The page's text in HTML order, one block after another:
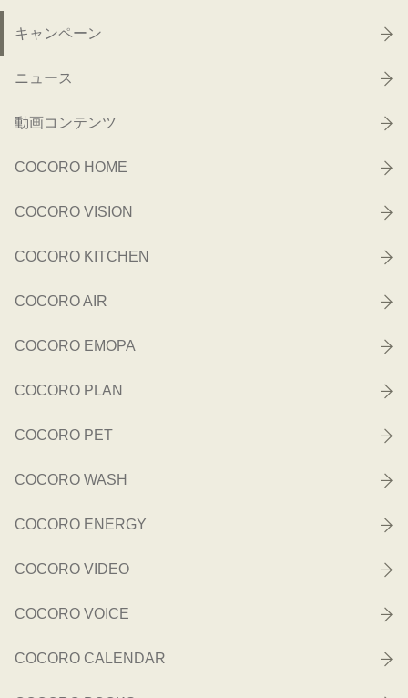
キャンペーン
ニュース
動画コンテンツ
COCORO HOME
COCORO VISION
COCORO KITCHEN
COCORO AIR
COCORO EMOPA
COCORO PLAN
COCORO PET
COCORO WASH
COCORO ENERGY
COCORO VIDEO
COCORO VOICE
COCORO CALENDAR